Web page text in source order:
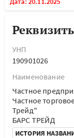
УНП
190901026
Наименование
Частное
Частное
Трейд"
БАРС ТРЕЙД
ИСТОРИЯ